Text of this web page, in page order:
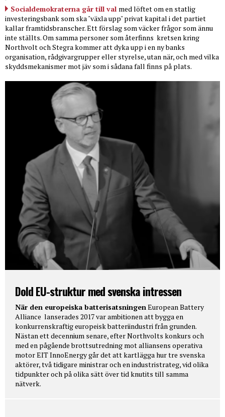
Socialdemokraterna går till val med löftet om en statlig
investeringsbank som ska "växla upp" privat kapital i det partiet
kallar framtidsbranscher. Ett förslag som väcker frågor som ännu
inte ställts. Om samma personer som återfinns kretsen kring
Northvolt och Stegra kommer att dyka upp i en ny banks
organisation, rådgivargrupper eller styrelse, utan när, och med vilka
skyddsmekanismer mot jäv som i sådana fall finns på plats.
Dold EU-struktur med svenska intressen
När den europeiska batterisatsningenEuropean Battery
Alliance lanserades 2017 var ambitionen att bygga en
konkurrenskraftig europeisk batteriindustri från grunden.
Nästan ett decennium senare, efter Northvolts konkurs och
med en pågående brottsutredning mot alliansens operativa
motor EIT InnoEnergy går det att kartlägga hur tre svenska
aktörer, två tidigare ministrar och en industristrateg, vid olika
tidpunkter och på olika sätt över tid knutits till samma
nätverk.